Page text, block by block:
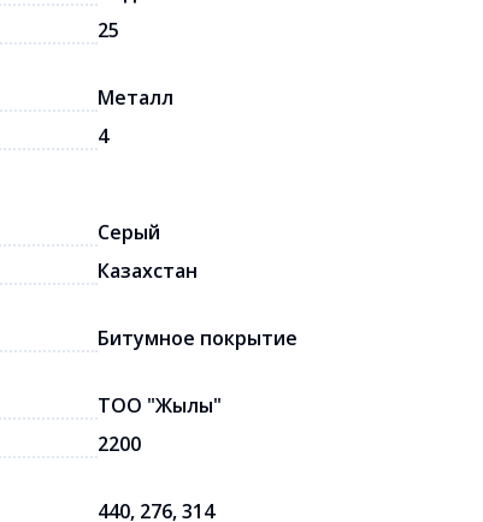
25
Металл
4
Серый
Казахстан
Битумное покрытие
ТОО "Жылы"
2200
440, 276, 314